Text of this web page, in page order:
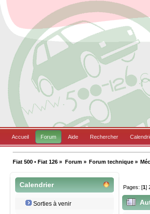
Accueil Forum Aide Rechercher
Fiat 500 • Fiat 126 » Forum» Forum technique»
Calendrier
Sorties à venir
Pages: [1]